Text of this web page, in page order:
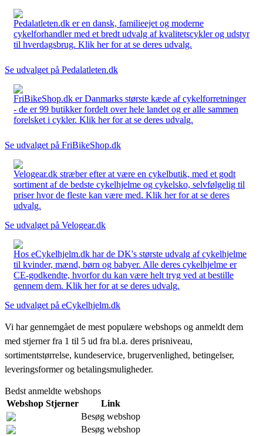
Pedalatleten.dk er en dansk, familieejet og moderne
cykelforhandler med et bredt udvalg af kvalitetscykler og udstyr
til hverdagsbrug. Klik her for at se deres udvalg.
Se udvalget på Pedalatleten.dk
FriBikeShop.dk er Danmarks største kæde af cykelforretninger
- de er 99 butikker fordelt over hele landet og er alle sammen
forelsket i cykler. Klik her for at se deres udvalg.
Se udvalget på FriBikeShop.dk
Velogear.dk stræber efter at være en cykelbutik, med et godt
sortiment af de bedste cykelhjelme og cykelsko, selvfølgelig til
priser hvor de fleste kan være med. Klik her for at se deres
udvalg.
Se udvalget på Velogear.dk
Hos eCykelhjelm.dk har de DK's største udvalg af cykelhjelme
til kvinder, mænd, børn og babyer. Alle deres cykelhjelme er
CE-godkendte, hvorfor du kan være helt tryg ved at bestille
gennem dem. Klik her for at se deres udvalg.
Se udvalget på eCykelhjelm.dk
Vi har gennemgået de mest populære webshops og anmeldt dem
med stjerner fra 1 til 5 ud fra bl.a. deres prisniveau,
sortimentstørrelse, kundeservice, brugervenlighed, betingelser,
leveringsformer og betalingsmuligheder.
Bedst anmeldte webshops
Webshop Stjerner
Link
Besøg webshop
Besøg webshop